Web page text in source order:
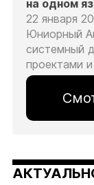
на одном
22 января
Юниорный
системный
проектами